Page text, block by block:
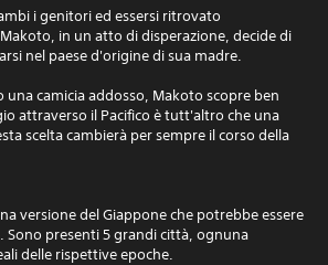
i genitori ed essersi ritrovato
in un atto di disperazione, decide di
nel paese d'origine di sua madre.
camicia addosso, Makoto scopre ben
attraverso il Pacifico è tutt'altro che una
scelta cambierà per sempre il corso della
versione del Giappone che potrebbe essere
Sono presenti 5 grandi città, ognuna
delle rispettive epoche.